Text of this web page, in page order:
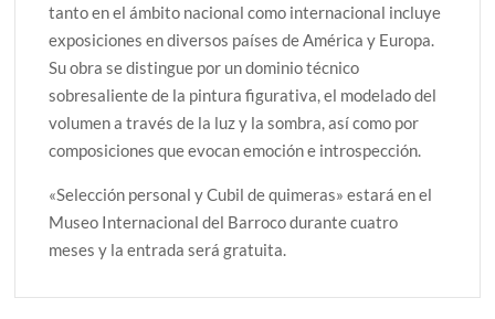
tanto en el ámbito nacional como internacional incluye
exposiciones en diversos países de América y Europa.
Su obra se distingue por un dominio técnico
sobresaliente de la pintura figurativa, el modelado del
volumen a través de la luz y la sombra, así como por
composiciones que evocan emoción e introspección.
«Selección personal y Cubil de quimeras» estará en el
Museo Internacional del Barroco durante cuatro
meses y la entrada será gratuita.